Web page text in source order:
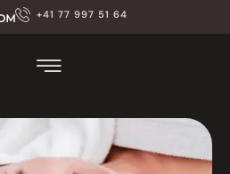
+41 77 997 51 64